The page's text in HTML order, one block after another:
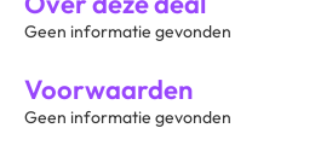
Geen informatie gevonden
Voorwaarden
Geen informatie gevonden